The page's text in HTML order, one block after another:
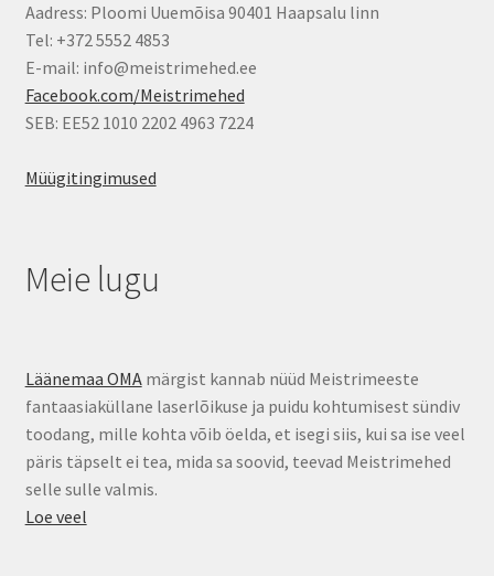
Aadress: Ploomi Uuemõisa 90401 Haapsalu linn
Tel: +372 5552 4853
E-mail: info@meistrimehed.ee
Facebook.com/Meistrimehed
SEB: EE52 1010 2202 4963 7224
Müügitingimused
Meie lugu
Läänemaa OMAmärgist kannab nüüd Meistrimeeste
fantaasiaküllane laserlõikuse ja puidu kohtumisest sündiv
toodang, mille kohta võib öelda, et isegi siis, kui sa ise veel
päris täpselt ei tea, mida sa soovid, teevad Meistrimehed
selle sulle valmis.
Loe veel